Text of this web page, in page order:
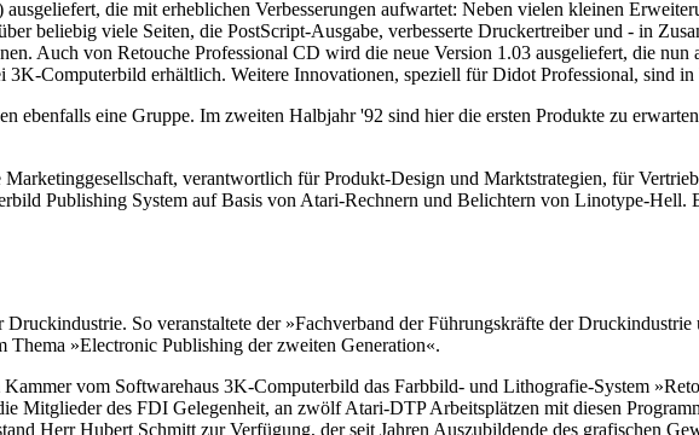
die mit erheblichen Verbesserungen aufwartet: Neben vielen kleinen
beliebig viele Seiten, die PostScript-Ausgabe, verbesserte Druckertreiber und - in
Auch von Retouche Professional CD wird die neue Version 1.03 ausgeliefert, die
3K-Computerbild erhältlich. Weitere Innovationen, speziell für Didot Professional, sind in
ebenfalls eine Gruppe. Im zweiten Halbjahr '92 sind hier die ersten Produkte zu
verantwortlich für Produkt-Design und Marktstrategien, für
Publishing System auf Basis von Atari-Rechnern und Belichtern von Linotype-Hell.
So veranstaltete der »Fachverband der Führungskräfte der
»Electronic Publishing der zweiten Generation«.
vom Softwarehaus 3K-Computerbild das Farbbild- und Lithografie-System
Mitglieder des FDI Gelegenheit, an zwölf Atari-DTP Arbeitsplätzen mit diesen
Herr Hubert Schmitt zur Verfügung, der seit Jahren Auszubildende des grafischen